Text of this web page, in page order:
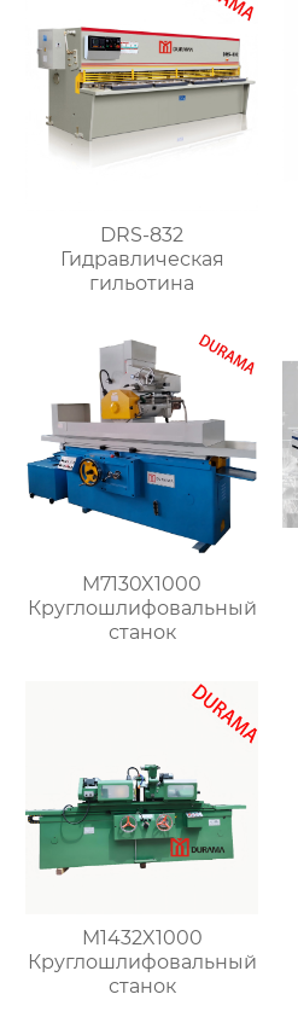
DRS-832
Гидравлическая
гильотина
M7130X1000
Круглошлифовальный
станок
M1432X1000
Круглошлифовальный
станок